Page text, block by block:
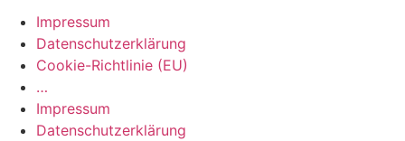
Impressum
Datenschutzerklärung
Cookie-Richtlinie (EU)
…
Impressum
Datenschutzerklärung